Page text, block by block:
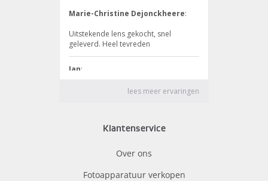
Klantenservice
Over ons
Fotoapparatuur verkopen